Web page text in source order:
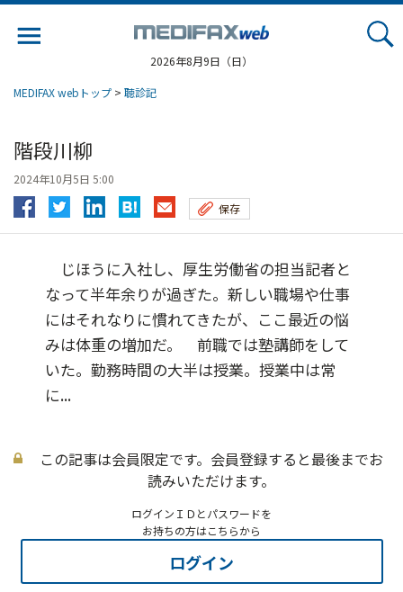
2026年8月9日（日）
MEDIFAX webトップ > 聴診記
階段川柳
2024年10月5日 5:00
保存
じほうに入社し、厚生労働省の担当記者と
なって半年余りが過ぎた。新しい職場や仕事
にはそれなりに慣れてきたが、ここ最近の悩
みは体重の増加だ。 前職では塾講師をして
いた。勤務時間の大半は授業。授業中は常
に...
この記事は会員限定です。会員登録すると最後までお
読みいただけます。
ログインＩＤとパスワードを
お持ちの方はこちらから
ログイン